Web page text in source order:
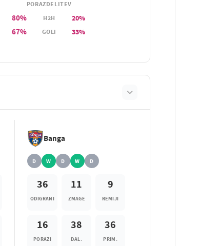
PORAZDELITEV
80% H2H 20%
67% GOLI 33%
Banga
D W D W D
36
ODIGRANI
11
ZMAGE
9
REMIJI
16
PORAZI
38
DAL.
36
PRIM.